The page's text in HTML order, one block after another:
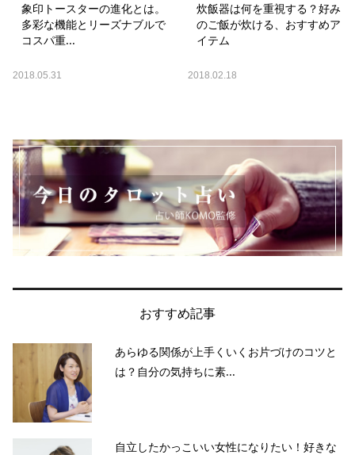
象印トースターの進化とは。
多彩な機能とリーズナブルで
コスパ重...
2018.05.31
炊飯器は何を重視する？好み
のご飯が炊ける、おすすめア
イテム
2018.02.18
おすすめ記事
あらゆる関係が上手くいくお片づけのコツと
は？自分の気持ちに素...
自立したかっこいい女性になりたい！好きな